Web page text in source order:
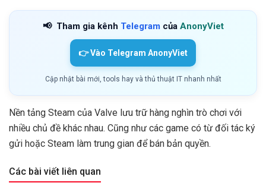
📢 Tham gia kênh Telegram của AnonyViet
👉 Vào Telegram AnonyViet
Cập nhật bài mới, tools hay và thủ thuật IT nhanh nhất
Nền tảng Steam của Valve lưu trữ hàng nghìn trò chơi với
nhiều chủ đề khác nhau. Cũng như các game có từ đối tác ký
gửi hoặc Steam làm trung gian để bán bản quyền.
Các bài viết liên quan